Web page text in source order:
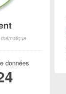
données